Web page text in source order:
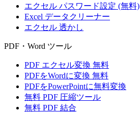
エクセル パスワード設定 (無料)
Excel データクリーナー
エクセル 透かし
PDF・Word ツール
PDF エクセル変換 無料
PDFをWordに変換 無料
PDFをPowerPointに無料変換
無料 PDF 圧縮ツール
無料 PDF 結合